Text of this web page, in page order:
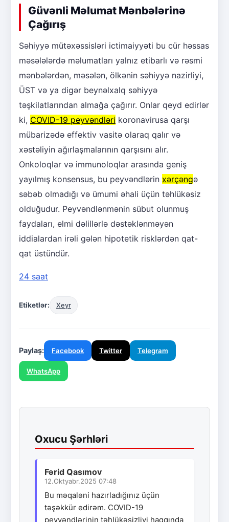
Güvənli Məlumat Mənbələrinə
Çağırış
Səhiyyə mütəxəssisləri ictimaiyyəti bu cür həssas
məsələlərdə məlumatları yalnız etibarlı və rəsmi
mənbələrdən, məsələn, ölkənin səhiyyə nazirliyi,
ÜST və ya digər beynəlxalq səhiyyə
təşkilatlarından almağa çağırır. Onlar qeyd edirlər
ki, COVID-19 peyvəndləri koronavirusa qarşı
mübarizədə effektiv vasitə olaraq qalır və
xəstəliyin ağırlaşmalarının qarşısını alır.
Onkoloqlar və immunoloqlar arasında geniş
yayılmış konsensus, bu peyvəndlərin xərçəngə
səbəb olmadığı və ümumi əhali üçün təhlükəsiz
olduğudur. Peyvəndlənmənin sübut olunmuş
faydaları, elmi dəlillərlə dəstəklənməyən
iddialardan irəli gələn hipotetik risklərdən qat-
qat üstündür.
24 saat
Etiketlər: Xeyr
Paylaş: Facebook Twitter Telegram
WhatsApp
Oxucu Şərhləri
Fərid Qasımov
12.Oktyabr.2025 07:48
Bu məqaləni hazırladığınız üçün
təşəkkür edirəm. COVID-19
peyvəndlərinin təhlükəsizliyi haqqında